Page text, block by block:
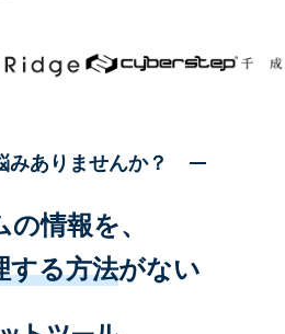
みありませんか？
情報を、
する方法がない